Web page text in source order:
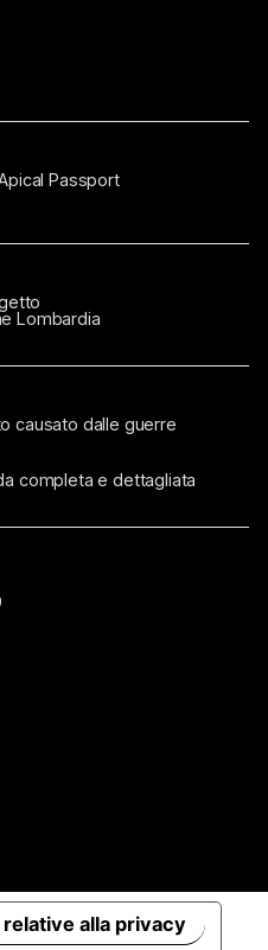
Passport
Lombardia
causato dalle guerre
completa e dettagliata
alla privacy